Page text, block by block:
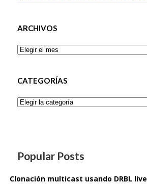
ARCHIVOS
Archivos
CATEGORÍAS
Categorías
Popular Posts
Clonación multicast usando DRBL live